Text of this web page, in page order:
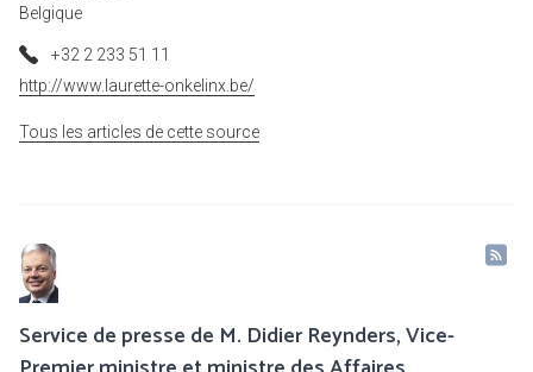
Belgique
+32 2 233 51 11
http://www.laurette-onkelinx.be/
Tous les articles de cette source
Service de presse de M. Didier Reynders, Vice-